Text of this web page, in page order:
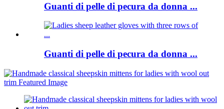
Guanti di pelle di pecura da donna ...
Guanti di pelle di pecura da donna ...